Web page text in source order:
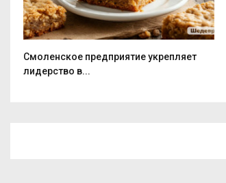
Смоленское предприятие укрепляет
лидерство в...